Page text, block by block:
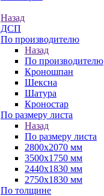
Назад
ДСП
По производителю
Назад
По производителю
Кроношпан
Шексна
Шатура
Кроностар
По размеру листа
Назад
По размеру листа
2800х2070 мм
3500х1750 мм
2440х1830 мм
2750х1830 мм
По толщине